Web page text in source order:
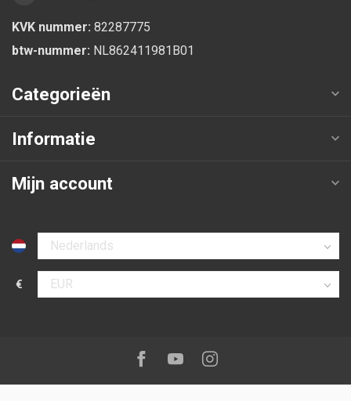
KVK nummer: 82287775
btw-nummer: NL862411981B01
Categorieën
Informatie
Mijn account
Selecteer taal
€
Selecteer valuta
Volg ons op:Facebook
YoutubeInstagram